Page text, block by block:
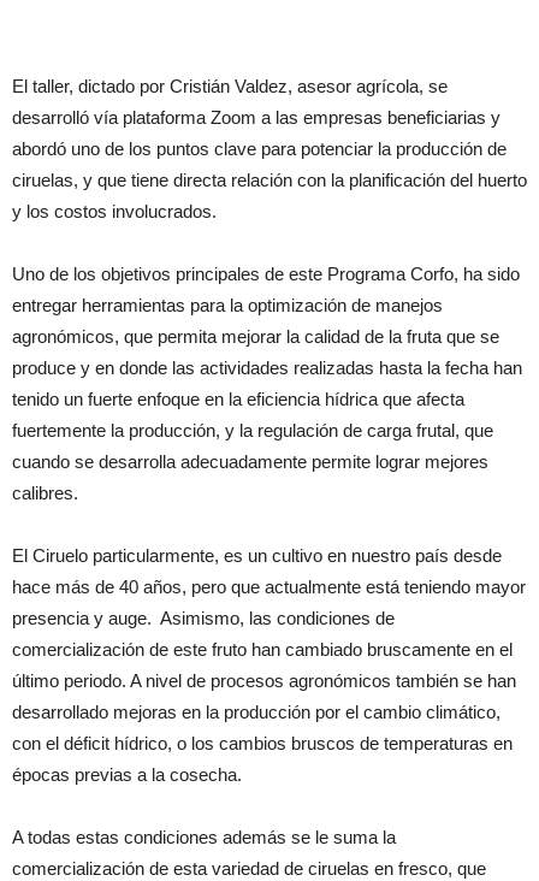
El taller, dictado por Cristián Valdez, asesor agrícola, se
desarrolló vía plataforma Zoom a las empresas beneficiarias y
abordó uno de los puntos clave para potenciar la producción de
ciruelas, y que tiene directa relación con la planificación del huerto
y los costos involucrados.
Uno de los objetivos principales de este Programa Corfo, ha sido
entregar herramientas para la optimización de manejos
agronómicos, que permita mejorar la calidad de la fruta que se
produce y en donde las actividades realizadas hasta la fecha han
tenido un fuerte enfoque en la eficiencia hídrica que afecta
fuertemente la producción, y la regulación de carga frutal, que
cuando se desarrolla adecuadamente permite lograr mejores
calibres.
El Ciruelo particularmente, es un cultivo en nuestro país desde
hace más de 40 años, pero que actualmente está teniendo mayor
presencia y auge. Asimismo, las condiciones de
comercialización de este fruto han cambiado bruscamente en el
último periodo. A nivel de procesos agronómicos también se han
desarrollado mejoras en la producción por el cambio climático,
con el déficit hídrico, o los cambios bruscos de temperaturas en
épocas previas a la cosecha.
A todas estas condiciones además se le suma la
comercialización de esta variedad de ciruelas en fresco, que